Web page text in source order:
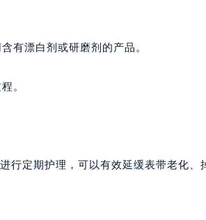
有漂白剂或研磨剂的产品。
。
行定期护理，可以有效延缓表带老化、